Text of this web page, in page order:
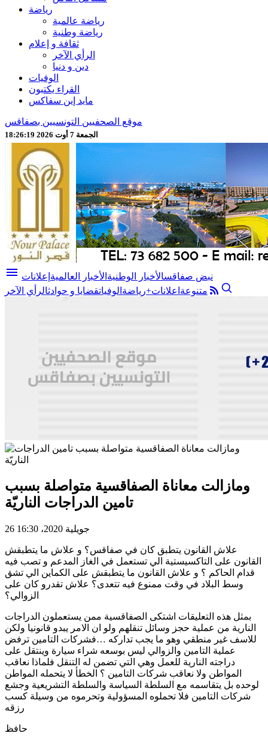
رياضة
رياضة عالمية
رياضة وطنية
ثقافة و إعلام
الرأي الآخر
دين و دنيا
الوفيات
القراء يكتبون
مايد إين سفاكس
موقع الصحفيين التونسيين بصفاقس
الجمعة 7 أوت 2026 18:26:21
menu نبض صفاقسالأخبار الوطنية الأخبار العالمية إعلانات
متنوعة اعلانات+رياضة الوفياتقضايا و حوادثالرأي الآخر
ومازالت معاناة الصفاقسية متواصلة بسبب
تامين الدراجات الناريّة
26 جويلية 2020، 16:30
علاش القانون يتطبق كان في صفاقس؟ و علاش ما يتطبقش
القانون على التاكسيستية الي تستعمل في الغاز المدعم و تصب فيه
قدام الحاكم ؟ و علاش القانون ما يتطبقش على الكماين الي تشق
وسط البلاد في وقت ممنوع فيه تتعدى؟ علاش تقدرو كان على
الزوالي؟
بمثل هذه التعليقات اشتكى الصفاقسية ممن يستعملون الدراجات
النارية من عملية حجز وسائل تنقلهم ولو ان الامر يبدو قانونيا ولكن
للاسف غير منطقي وهو ما يجب تداركه …فشركات التامين ترفض
عملية التامين والزوالي ليس بوسعه شراء سيارة وينتقل على
دراجته النارية للعمل وهي التي تضمن له التنقل فلماذا نعاقب
المواطن ولا نعاقب شركات التامين ؟ الخطأ لا يتحمله المواطن
لوحده بل يتقاسمه مع السلطة السياسة والسلطة التشريعية وجشع
شركات التامين فلا تحملوه المسؤولية وتحرموه من وسيلة كسب
رزقه
حافظ